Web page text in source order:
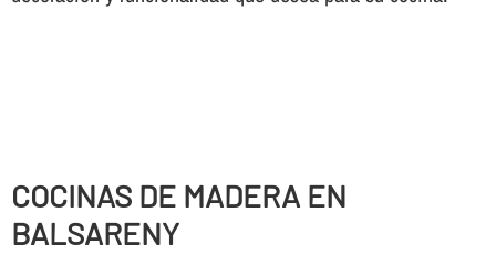
COCINAS DE MADERA EN
BALSARENY